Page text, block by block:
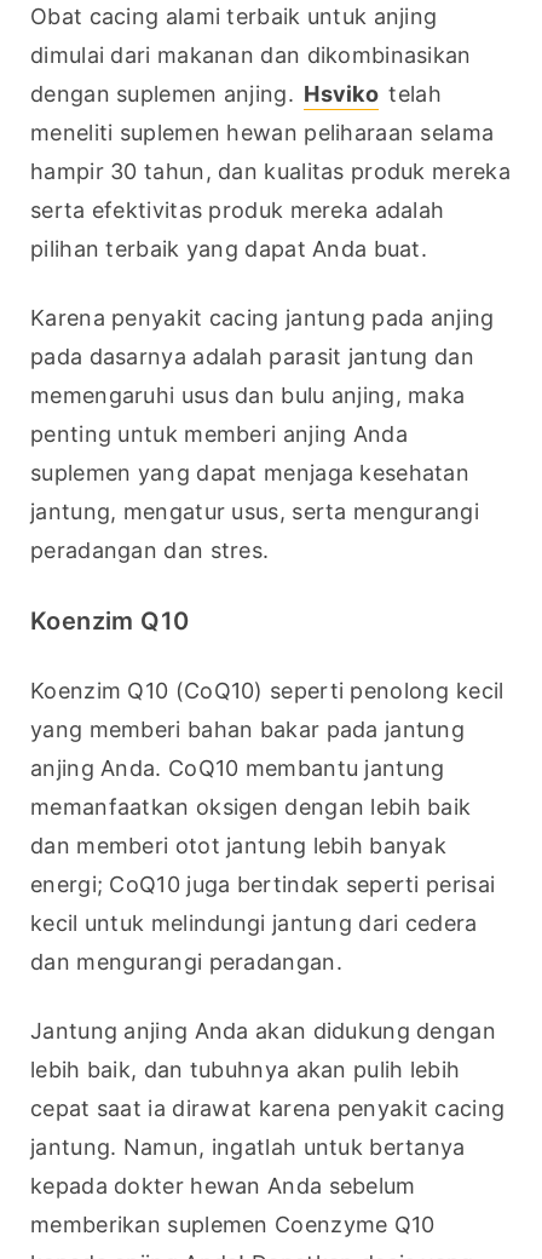
Obat cacing alami terbaik untuk anjing
dimulai dari makanan dan dikombinasikan
dengan suplemen anjing. Hsviko telah
meneliti suplemen hewan peliharaan selama
hampir 30 tahun, dan kualitas produk mereka
serta efektivitas produk mereka adalah
pilihan terbaik yang dapat Anda buat.
Karena penyakit cacing jantung pada anjing
pada dasarnya adalah parasit jantung dan
memengaruhi usus dan bulu anjing, maka
penting untuk memberi anjing Anda
suplemen yang dapat menjaga kesehatan
jantung, mengatur usus, serta mengurangi
peradangan dan stres.
Koenzim Q10
Koenzim Q10 (CoQ10) seperti penolong kecil
yang memberi bahan bakar pada jantung
anjing Anda. CoQ10 membantu jantung
memanfaatkan oksigen dengan lebih baik
dan memberi otot jantung lebih banyak
energi; CoQ10 juga bertindak seperti perisai
kecil untuk melindungi jantung dari cedera
dan mengurangi peradangan.
Jantung anjing Anda akan didukung dengan
lebih baik, dan tubuhnya akan pulih lebih
cepat saat ia dirawat karena penyakit cacing
jantung. Namun, ingatlah untuk bertanya
kepada dokter hewan Anda sebelum
memberikan suplemen Coenzyme Q10